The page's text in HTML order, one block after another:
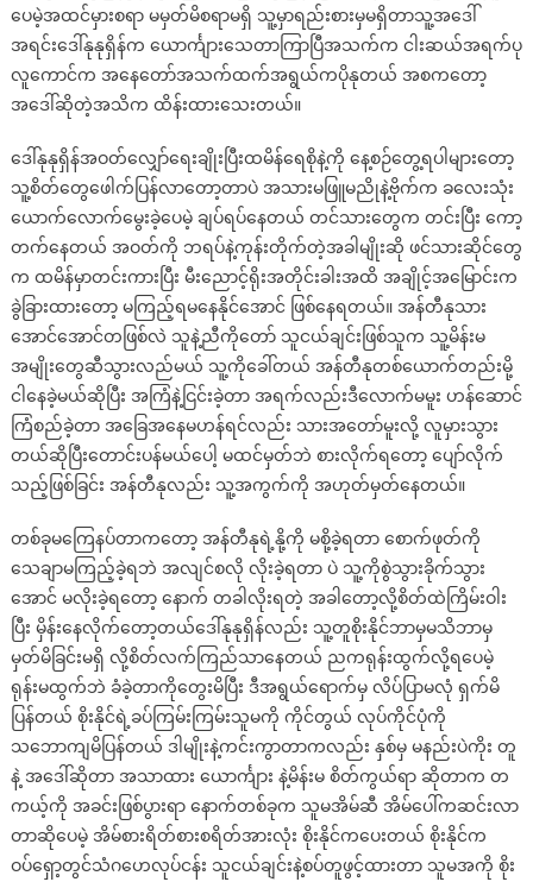
ပေမဲ့အထင်မှားစရာ မမှတ်မိစရာမရှိ သူ့မှာရည်းစားမှမရှိတာသူ့အဒေါ်
အရင်းဒေါ်နုနုရှိန်က ယောင်္ကျားသေတာကြာပြီအသက်က ငါးဆယ်အရက်ပု
လူကောင်က အနေတော်အသက်ထက်အရွယ်ကပိုနုတယ် အစကတော့
အဒေါ်ဆိုတဲ့အသိက ထိန်းထားသေးတယ်။
ဒေါ်နုနုရှိန်အဝတ်လျှော်ရေးချိုးပြီးထမိန်ရေစိုနဲ့ကို နေ့စဉ်တွေ့ရပါများတော့
သူ့စိတ်တွေဖေါက်ပြန်လာတော့တာပဲ အသားမဖြူမညိုနဲ့ဗိုက်က ခလေးသုံး
ယောက်လောက်မွေးခဲ့ပေမဲ့ ချပ်ရပ်နေတယ် တင်သားတွေက တင်းပြီး ကော့
တက်နေတယ် အဝတ်ကို ဘရပ်နဲ့ကုန်းတိုက်တဲ့အခါမျိုးဆို ဖင်သားဆိုင်တွေ
က ထမိန်မှာတင်းကားပြီး မီးညောင့်ရိုးအတိုင်းခါးအထိ အချိုင့်အမြောင်းက
ခွဲခြားထားတော့ မကြည့်ရမနေနိုင်အောင် ဖြစ်နေရတယ်။ အန်တီနုသား
အောင်အောင်တဖြစ်လဲ သူနဲ့ညီကိုတော် သူငယ်ချင်းဖြစ်သူက သူ့မိန်းမ
အမျိုးတွေဆီသွားလည်မယ် သူ့ကိုခေါ်တယ် အန်တီနုတစ်ယောက်တည်းမို့
ငါနေခဲ့မယ်ဆိုပြီး အကြံနဲ့ငြင်းခဲ့တာ အရက်လည်းဒီလောက်မမူး ဟန်ဆောင်
ကြံစည်ခဲ့တာ အခြေအနေမဟန်ရင်လည်း သားအတော်မူးလို့ လူမှားသွား
တယ်ဆိုပြီးတောင်းပန်မယ်ပေါ့ မထင်မှတ်ဘဲ စားလိုက်ရတော့ ပျော်လိုက်
သည့်ဖြစ်ခြင်း အန်တီနုလည်း သူ့အကွက်ကို အဟုတ်မှတ်နေတယ်။
တစ်ခုမကြေနပ်တာကတော့ အန်တီနုရဲ့နို့ကို မစို့ခဲ့ရတာ စောက်ဖုတ်ကို
သေချာမကြည့်ခဲ့ရဘဲ အလျင်စလို လိုးခဲ့ရတာ ပဲ သူ့ကိုစွဲသွားခိုက်သွား
အောင် မလိုးခဲ့ရတော့ နောက် တခါလိုးရတဲ့ အခါတော့လို့စိတ်ထဲကြိမ်းဝါး
ပြီး မှိန်းနေလိုက်တော့တယ်ဒေါ်နုနုရှိန်လည်း သူ့တူစိုးနိုင်ဘာမှမသိဘာမှ
မှတ်မိခြင်းမရှိ လို့စိတ်လက်ကြည်သာနေတယ် ညကရုန်းထွက်လို့ရပေမဲ့
ရုန်းမထွက်ဘဲ ခံခဲ့တာကိုတွေးမိပြီး ဒီအရွယ်ရောက်မှ လိပ်ပြာမလုံ ရှက်မိ
ပြန်တယ် စိုးနိုင်ရဲ့ခပ်ကြမ်းကြမ်းသူမကို ကိုင်တွယ် လုပ်ကိုင်ပုံကို
သဘောကျမိပြန်တယ် ဒါမျိုးနဲ့ကင်းကွာတာကလည်း နှစ်မှ မနည်းပဲကိုး တူ
နဲ့ အဒေါ်ဆိုတာ အသာထား ယောင်္ကျား နဲ့မိန်းမ စိတ်ကွယ်ရာ ဆိုတာက တ
ကယ့်ကို အခင်းဖြစ်ပွားရာ နောက်တစ်ခုက သူမအိမ်ဆီ အိမ်ပေါ်ကဆင်းလာ
တာဆိုပေမဲ့ အိမ်စားရိတ်စားစရိတ်အားလုံး စိုးနိုင်ကပေးတယ် စိုးနိုင်က
ဝပ်ရှော့တွင်သံဂဟေလုပ်ငန်း သူငယ်ချင်းနဲ့စပ်တူဖွင့်ထားတာ သူမအကို စိုး